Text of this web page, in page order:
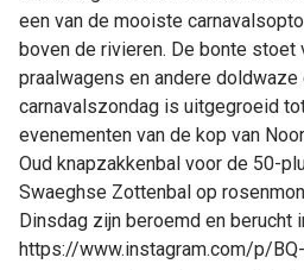
een van de mooiste
boven de rivieren. De bonte stoet
praalwagens en andere
carnavalszondag is uitgegroeid
evenementen van de kop van
Oud knapzakkenbal voor de 50-
Swaeghse Zottenbal op
Dinsdag zijn beroemd en berucht
https://www.instagram.com/p/